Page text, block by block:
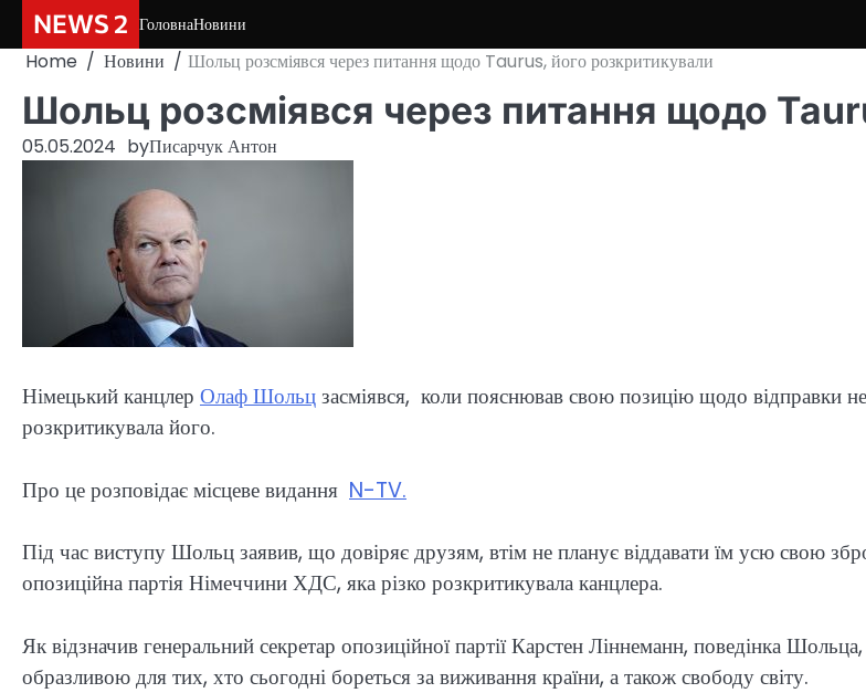
content
NEWS 2 ГоловнаНовини
Home Новини Шольц розсміявся через питання щодо Taurus, його розкритикували
Шольц розсміявся через питання щодо
05.05.2024 byПисарчук Антон
Німецький канцлер Олаф Шольцзасміявся, коли пояснював свою позицію щодо відправки
розкритикувала його.
Про це розповідає місцеве видання N-TV.
Під час виступу Шольц заявив, що довіряє друзям, втім не планує віддавати їм усю свою
опозиційна партія Німеччини ХДС, яка різко розкритикувала канцлера.
Як відзначив генеральний секретар опозиційної партії Карстен Ліннеманн, поведінка
образливою для тих, хто сьогодні бореться за виживання країни, а також свободу світу.